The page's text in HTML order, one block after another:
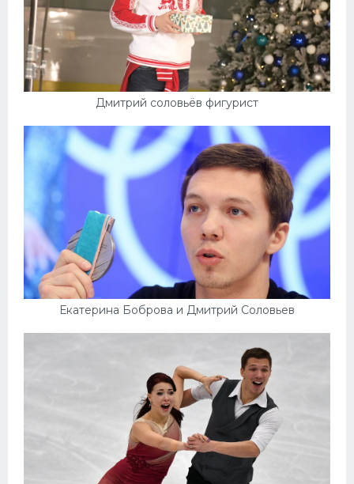
Дмитрий соловьёв фигурист
Екатерина Боброва и Дмитрий Соловьев